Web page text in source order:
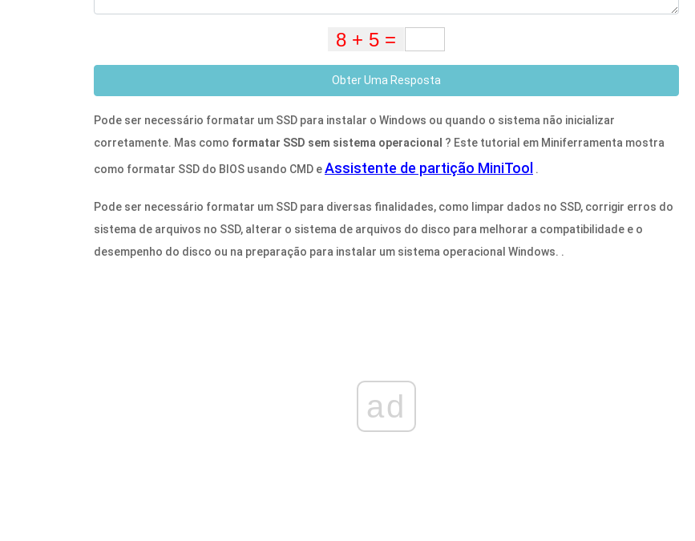
Obter Uma Resposta
Pode ser necessário formatar um SSD para instalar o Windows ou quando o sistema não inicializar
corretamente. Mas como formatar SSD sem sistema operacional ? Este tutorial em Miniferramenta mostra
como formatar SSD do BIOS usando CMD eAssistente de partição MiniTool .
Pode ser necessário formatar um SSD para diversas finalidades, como limpar dados no SSD, corrigir erros do
sistema de arquivos no SSD, alterar o sistema de arquivos do disco para melhorar a compatibilidade e o
desempenho do disco ou na preparação para instalar um sistema operacional Windows. .
ad